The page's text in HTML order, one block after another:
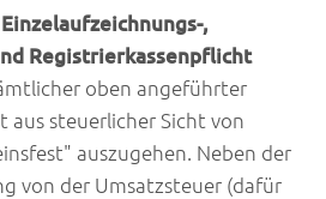
,
Registrierkassenpflicht
oben angeführter
aus steuerlicher Sicht von
auszugehen. Neben der
von der Umsatzsteuer (dafür